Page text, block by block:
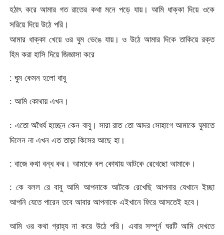
হঠাৎ করে আমার গত রাতের কথা মনে পড়ে যায়। আমি ধাক্কা দিয়ে ওকে
সরিয়ে দিয়ে উঠে পরি।
আমার ধাক্কা খেয়ে ওর ঘুম ভেঙে যায়। ও উঠে আমার দিকে তাকিয়ে রক্ত
হিম করা হাসি দিয়ে জিজ্ঞাসা করে
: ঘুম কেমন হলো বাবু
: আমি কোথায় এখন।
: এতো অধৈর্য হচ্ছেন কেন বাবু। সারা রাত তো আদর সোহাগে আমাকে ঘুমাতে
দিলেন না এখন এত তাড়া কিসের আছে হা।
: বাজে কথা বন্ধ কর। আমাকে বল কোথায় আটকে রেখেছো আমাকে।
: কে বলল রে বাবু আমি আপনাকে আটকে রেখেছি আপনার যেখানে ইচ্ছা
আপনি যেতে পারেন তবে আবার আপনাকে এইখানে ফিরে আসতেই হবে।
আমি ওর কথা গ্রাহ্য না করে উঠে পরি। এবার সম্পূর্ন ঘরটি আমি দেখতে